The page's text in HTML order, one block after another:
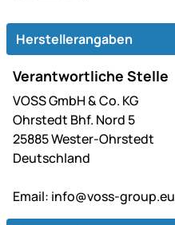
Herstellerangaben
Verantwortliche Stelle
VOSS GmbH & Co. KG
Ohrstedt Bhf. Nord 5
25885 Wester-Ohrstedt
Deutschland
Email: info@voss-group.eu